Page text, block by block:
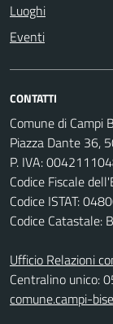
Luoghi
Eventi
CONTATTI
Comune di Campi
Piazza Dante 36,
P. IVA:
Codice Fiscale
Codice ISTAT:
Codice Catastale:
Ufficio Relazioni
Centralino unico:
comune.campi-